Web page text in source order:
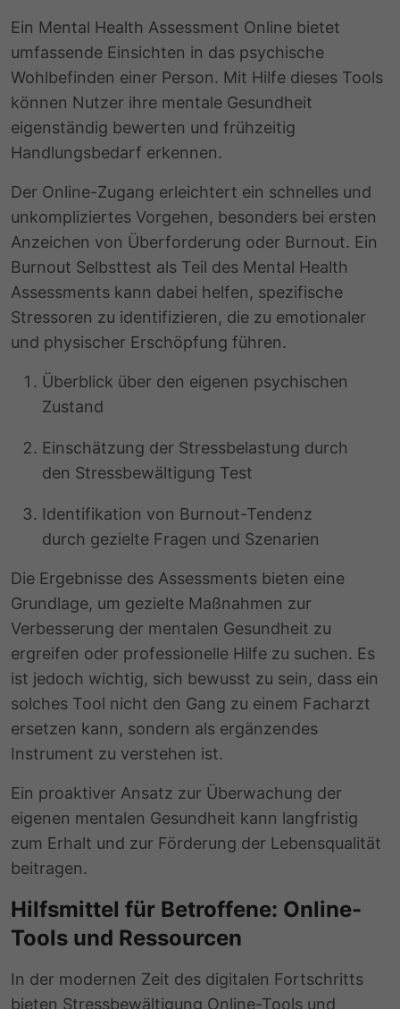
Ein Mental Health Assessment Online bietet
umfassende Einsichten in das psychische
Wohlbefinden einer Person. Mit Hilfe dieses Tools
können Nutzer ihre mentale Gesundheit
eigenständig bewerten und frühzeitig
Handlungsbedarf erkennen.
Der Online-Zugang erleichtert ein schnelles und
unkompliziertes Vorgehen, besonders bei ersten
Anzeichen von Überforderung oder Burnout. Ein
Burnout Selbsttest als Teil des Mental Health
Assessments kann dabei helfen, spezifische
Stressoren zu identifizieren, die zu emotionaler
und physischer Erschöpfung führen.
Überblick über den eigenen psychischen
Zustand
Einschätzung der Stressbelastung durch
den Stressbewältigung Test
Identifikation von Burnout-Tendenz
durch gezielte Fragen und Szenarien
Die Ergebnisse des Assessments bieten eine
Grundlage, um gezielte Maßnahmen zur
Verbesserung der mentalen Gesundheit zu
ergreifen oder professionelle Hilfe zu suchen. Es
ist jedoch wichtig, sich bewusst zu sein, dass ein
solches Tool nicht den Gang zu einem Facharzt
ersetzen kann, sondern als ergänzendes
Instrument zu verstehen ist.
Ein proaktiver Ansatz zur Überwachung der
eigenen mentalen Gesundheit kann langfristig
zum Erhalt und zur Förderung der Lebensqualität
beitragen.
Hilfsmittel für Betroffene: Online-
Tools und Ressourcen
In der modernen Zeit des digitalen Fortschritts
bieten Stressbewältigung Online-Tools und